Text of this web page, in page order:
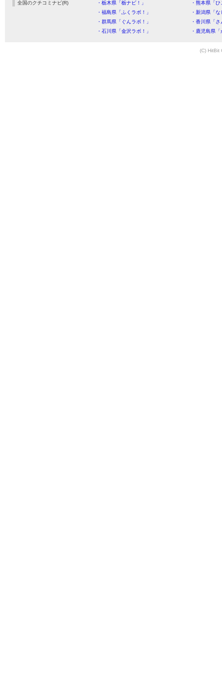
全国のクチコミナビ(R) ・栃木県「栃ナビ！」
・熊本県「
・福島県「ふくラボ！」
・新潟県「
・群馬県「ぐんラボ！」
・香川県「
・石川県「金沢ラボ！」
・鹿児島県
(C) HitBit